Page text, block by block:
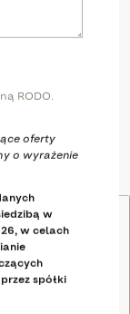
RODO.
oferty
o wyrażenie
w
w celach
spółki